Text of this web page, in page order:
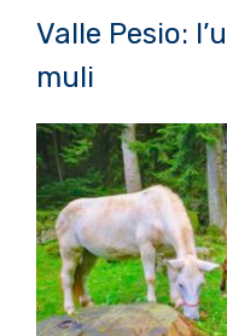
Valle Pesio:
muli